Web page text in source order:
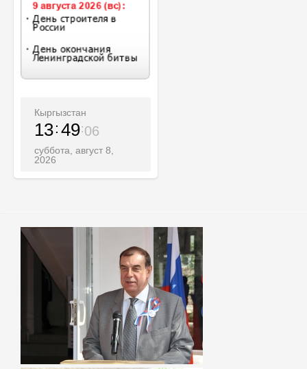
Кыргызстан
13 49 07
суббота, август 8,
2026